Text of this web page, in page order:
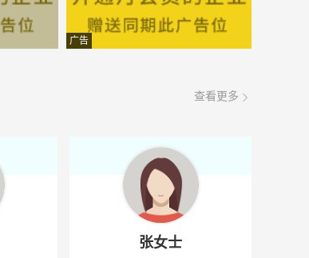
面议 08-06
08-06
08-06
08-06
广告
查看更多
张女士